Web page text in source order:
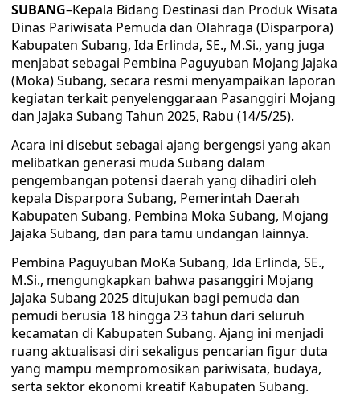
SUBANG–Kepala Bidang Destinasi dan Produk Wisata
Dinas Pariwisata Pemuda dan Olahraga (Disparpora)
Kabupaten Subang, Ida Erlinda, SE., M.Si., yang juga
menjabat sebagai Pembina Paguyuban Mojang Jajaka
(Moka) Subang, secara resmi menyampaikan laporan
kegiatan terkait penyelenggaraan Pasanggiri Mojang
dan Jajaka Subang Tahun 2025, Rabu (14/5/25).
Acara ini disebut sebagai ajang bergengsi yang akan
melibatkan generasi muda Subang dalam
pengembangan potensi daerah yang dihadiri oleh
kepala Disparpora Subang, Pemerintah Daerah
Kabupaten Subang, Pembina Moka Subang, Mojang
Jajaka Subang, dan para tamu undangan lainnya.
Pembina Paguyuban MoKa Subang, Ida Erlinda, SE.,
M.Si., mengungkapkan bahwa pasanggiri Mojang
Jajaka Subang 2025 ditujukan bagi pemuda dan
pemudi berusia 18 hingga 23 tahun dari seluruh
kecamatan di Kabupaten Subang. Ajang ini menjadi
ruang aktualisasi diri sekaligus pencarian figur duta
yang mampu mempromosikan pariwisata, budaya,
serta sektor ekonomi kreatif Kabupaten Subang.